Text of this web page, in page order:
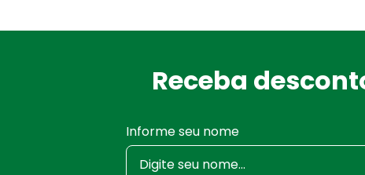
Receba
Informe seu nome